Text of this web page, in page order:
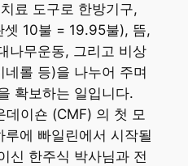
료 도구로 한방기구,
10불 = 19.95불), 뜸,
나무운동, 그리고 비상
롤 등)을 나누어 주며
확보하는 일입니다.
데이숀 (CMF) 의 첫 모
루에 빠일린에서 시작될
신 한주식 박사님과 전